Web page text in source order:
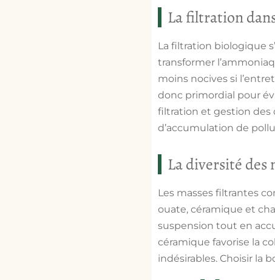
La filtration
La filtration biologique
transformer
moins nocives si
donc primordial pour
filtration et gestion des
d’accumulation de
La diversité des
Les masses filtrantes
ouate, céramique et
suspension tout en
céramique favorise la
indésirables. Choisir la